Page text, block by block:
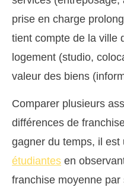
prise en charge
tient compte de la ville
logement (studio,
valeur des biens
Comparer plusieurs
différences de
gagner du temps, il est
étudiantes en
franchise moyenne